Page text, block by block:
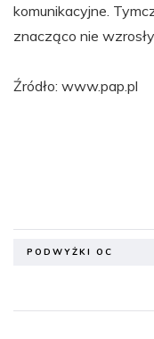
komunikacyjne.
znacząco nie wzrosły.
Źródło: www.pap.pl
PODWYŻKI OC